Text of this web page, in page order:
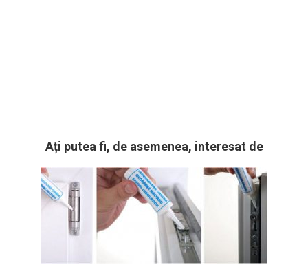
Ați putea fi, de asemenea, interesat de